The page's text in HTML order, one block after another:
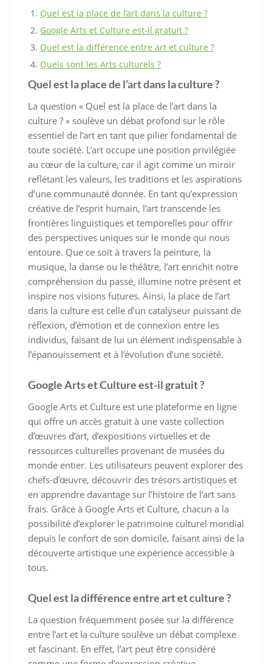
Quel est la place de l’art dans la culture ?
Google Arts et Culture est-il gratuit ?
Quel est la différence entre art et culture ?
Quels sont les Arts culturels ?
Quel est la place de l’art dans la culture ?
La question « Quel est la place de l’art dans la
culture ? » soulève un débat profond sur le rôle
essentiel de l’art en tant que pilier fondamental de
toute société. L’art occupe une position privilégiée
au cœur de la culture, car il agit comme un miroir
reflétant les valeurs, les traditions et les aspirations
d’une communauté donnée. En tant qu’expression
créative de l’esprit humain, l’art transcende les
frontières linguistiques et temporelles pour offrir
des perspectives uniques sur le monde qui nous
entoure. Que ce soit à travers la peinture, la
musique, la danse ou le théâtre, l’art enrichit notre
compréhension du passé, illumine notre présent et
inspire nos visions futures. Ainsi, la place de l’art
dans la culture est celle d’un catalyseur puissant de
réflexion, d’émotion et de connexion entre les
individus, faisant de lui un élément indispensable à
l’épanouissement et à l’évolution d’une société.
Google Arts et Culture est-il gratuit ?
Google Arts et Culture est une plateforme en ligne
qui offre un accès gratuit à une vaste collection
d’œuvres d’art, d’expositions virtuelles et de
ressources culturelles provenant de musées du
monde entier. Les utilisateurs peuvent explorer des
chefs-d’œuvre, découvrir des trésors artistiques et
en apprendre davantage sur l’histoire de l’art sans
frais. Grâce à Google Arts et Culture, chacun a la
possibilité d’explorer le patrimoine culturel mondial
depuis le confort de son domicile, faisant ainsi de la
découverte artistique une expérience accessible à
tous.
Quel est la différence entre art et culture ?
La question fréquemment posée sur la différence
entre l’art et la culture soulève un débat complexe
et fascinant. En effet, l’art peut être considéré